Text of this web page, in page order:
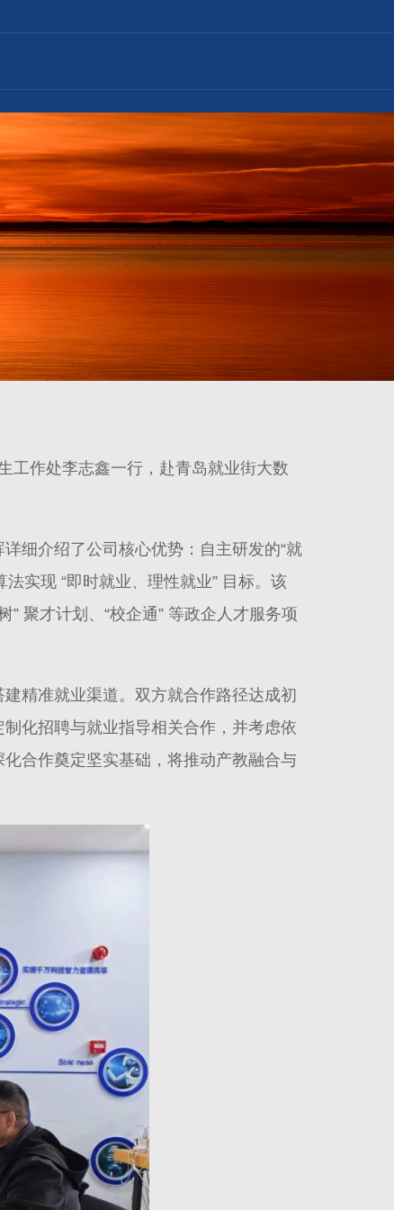
工作处李志鑫一行，赴青岛就业街大数
细介绍了公司核心优势：自主研发的“就
实现 “即时就业、理性就业” 目标。该
” 聚才计划、“校企通” 等政企人才服务项
精准就业渠道。双方就合作路径达成初
化招聘与就业指导相关合作，并考虑依
合作奠定坚实基础，将推动产教融合与